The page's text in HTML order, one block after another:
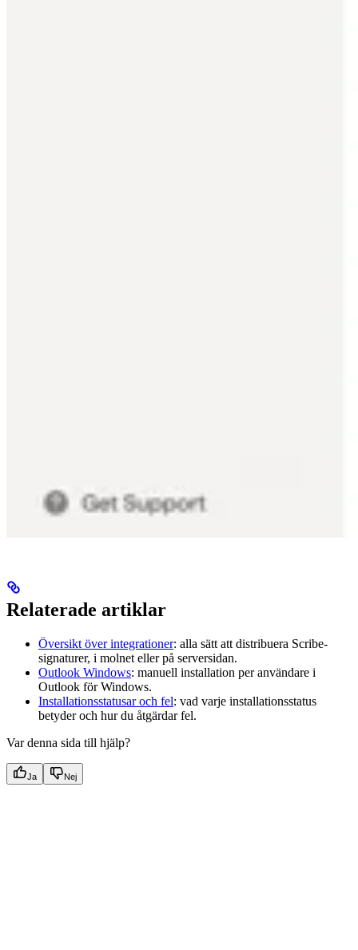
Relaterade artiklar
Översikt över integrationer: alla sätt att distribuera Scribe-
signaturer, i molnet eller på serversidan.
Outlook Windows: manuell installation per användare i
Outlook för Windows.
Installationsstatusar och fel: vad varje installationsstatus
betyder och hur du åtgärdar fel.
Var denna sida till hjälp?
Ja Nej